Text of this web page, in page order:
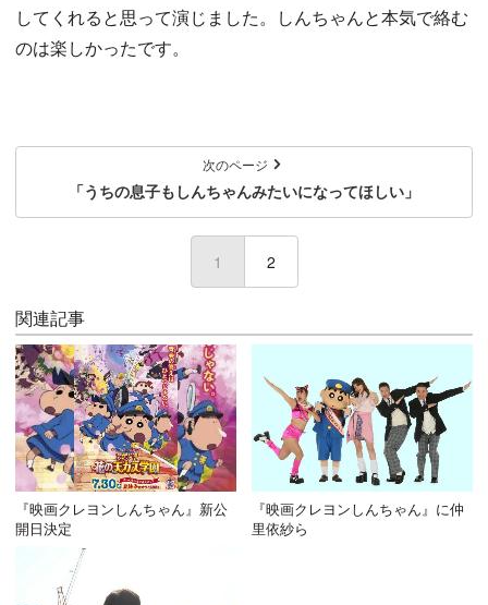
してくれると思って演じました。しんちゃんと本気で絡む
のは楽しかったです。
次のページ
「うちの息子もしんちゃんみたいになってほしい」
1 (current)
2
関連記事
『映画クレヨンしんちゃん』新公
開日決定
『映画クレヨンしんちゃん』に仲
里依紗ら